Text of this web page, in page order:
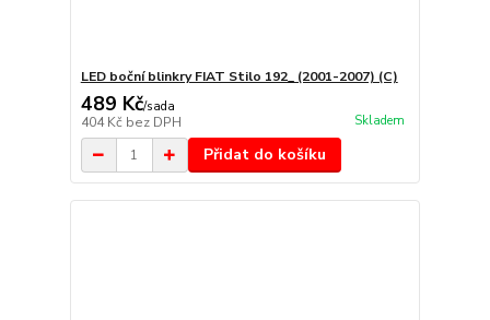
LED boční blinkry FIAT Stilo 192_ (2001-2007) (C)
489 Kč/sada
404 Kč bez DPH Skladem
Přidat do košíku